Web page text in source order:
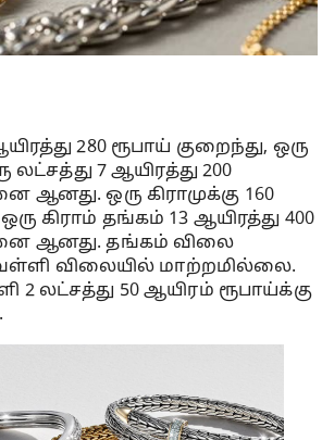
280 ரூபாய் குறைந்து, ஒரு
7 ஆயிரத்து 200
ஆனது. ஒரு கிராமுக்கு 160
கிராம் தங்கம் 13 ஆயிரத்து 400
ஆனது. தங்கம் விலை
விலையில் மாற்றமில்லை.
2 லட்சத்து 50 ஆயிரம் ரூபாய்க்கு